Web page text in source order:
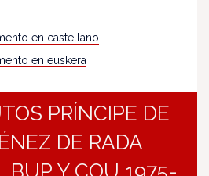
en castellano
en euskera
PRÍNCIPE DE
DE RADA